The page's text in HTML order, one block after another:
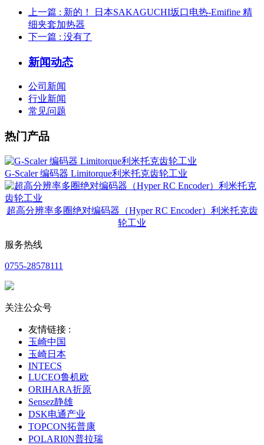
上一篇 : 新的！ 日本SAKAGUCHI坂口电热-Emifine 精
细夹套加热器
下一篇 : 没有了
新闻动态
公司新闻
行业新闻
常见问题
热门产品
G-Scaler 编码器 Limitorque利米托克齿轮工业
超高分辨率多圈绝对编码器（Hyper RC Encoder）利米托克齿
轮工业
服务热线
0755-28578111
关注公众号
友情链接 :
玉崎中国
玉崎日本
INTECS
LUCEO鲁机欧
ORIHARA折原
Sensez静雄
DSK电通产业
TOPCON拓普康
POLARI0N普拉瑞